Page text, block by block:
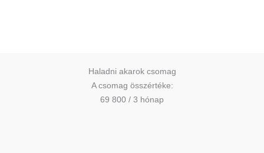
Haladni akarok csomag
A csomag összértéke:
69 800 / 3 hónap